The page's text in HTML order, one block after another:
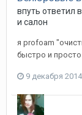
впуть ответил
и салон
я profoam
быстро и просто
9 декабря 2014